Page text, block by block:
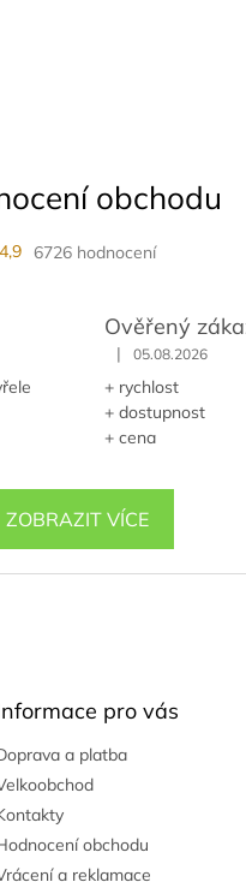
obchodu
4,9 6726 hodnocení
Ověřený
| 05.08.2026
+ rychlost
+ dostupnost
+ cena
ZOBRAZIT VÍCE
pro vás
a platba
obchodu
a reklamace